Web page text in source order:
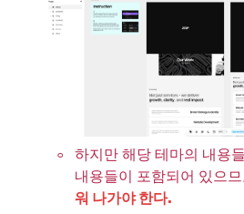
◦
하지만 해당 테마의 내용
내용들이 포함되어 있으므
워 나가야 한다.